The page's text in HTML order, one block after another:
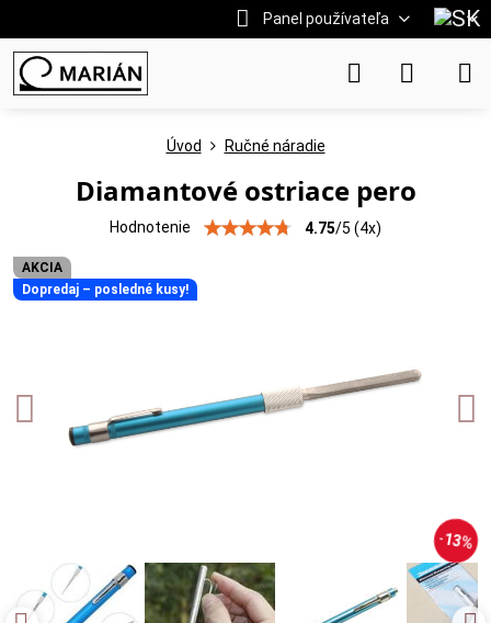
Panel používateľa
AKCIA
Dopredaj – posledné kusy!
13%
Úvod Ručné náradie
Diamantové ostriace pero
Hodnotenie 4.75/5 (4x)